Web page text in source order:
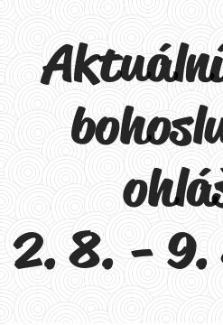
2. 8. - 9.